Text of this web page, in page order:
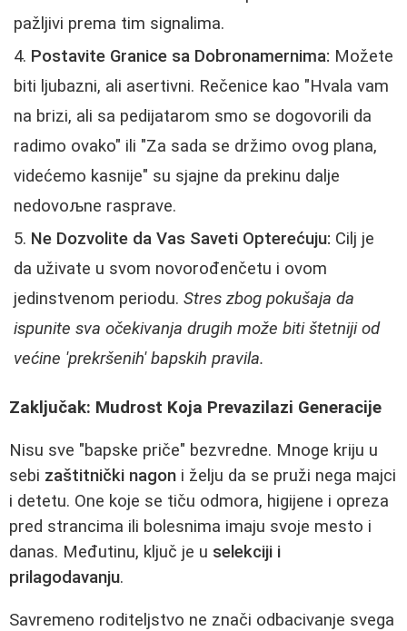
pažljivi prema tim signalima.
Postavite Granice sa Dobronamernima: Možete
biti ljubazni, ali asertivni. Rečenice kao "Hvala vam
na brizi, ali sa pedijatarom smo se dogovorili da
radimo ovako" ili "Za sada se držimo ovog plana,
videćemo kasnije" su sjajne da prekinu dalje
nedovoљne rasprave.
Ne Dozvolite da Vas Saveti Opterećuju: Cilj je
da uživate u svom novorođenčetu i ovom
jedinstvenom periodu. Stres zbog pokušaja da
ispunite sva očekivanja drugih može biti štetniji od
većine 'prekršenih' bapskih pravila.
Zaključak: Mudrost Koja Prevazilazi Generacije
Nisu sve "bapske priče" bezvredne. Mnoge kriju u
sebi zaštitnički nagon i želju da se pruži nega majci
i detetu. One koje se tiču odmora, higijene i opreza
pred strancima ili bolesnima imaju svoje mesto i
danas. Međutinu, ključ je u selekciji i
prilagodavanju.
Savremeno roditeljstvo ne znači odbacivanje svega